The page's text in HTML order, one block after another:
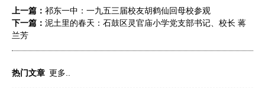
上一篇： 祁东一中：一九五三届校友胡鹤仙回母校参观
下一篇： 泥土里的春天：石鼓区灵官庙小学党支部书记、校长 蒋
兰芳
热门文章 更多..